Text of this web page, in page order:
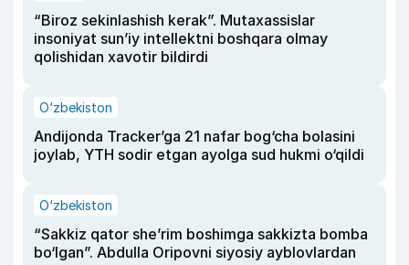
“Biroz sekinlashish kerak”. Mutaxassislar
insoniyat sun’iy intellektni boshqara olmay
qolishidan xavotir bildirdi
O‘zbekiston
Andijonda Tracker’ga 21 nafar bog‘cha bolasini
joylab, YTH sodir etgan ayolga sud hukmi o‘qildi
O‘zbekiston
“Sakkiz qator she’rim boshimga sakkizta bomba
bo‘lgan”. Abdulla Oripovni siyosiy ayblovlardan